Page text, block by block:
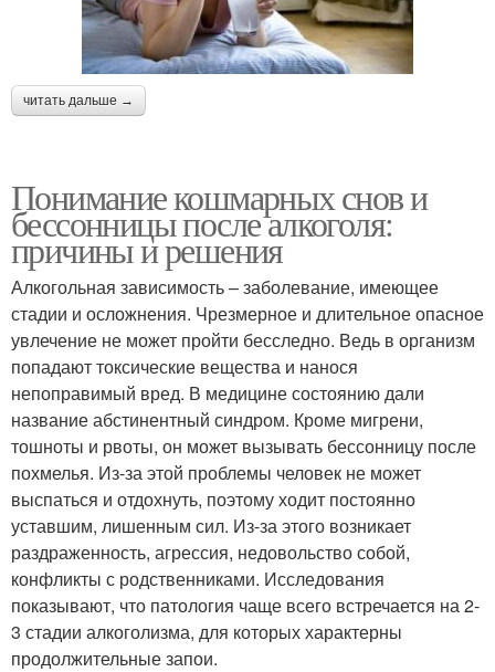
читать дальше →
Понимание кошмарных снов и
бессонницы после алкоголя:
причины и решения
Алкогольная зависимость – заболевание, имеющее
стадии и осложнения. Чрезмерное и длительное опасное
увлечение не может пройти бесследно. Ведь в организм
попадают токсические вещества и нанося
непоправимый вред. В медицине состоянию дали
название абстинентный синдром. Кроме мигрени,
тошноты и рвоты, он может вызывать бессонницу после
похмелья. Из-за этой проблемы человек не может
выспаться и отдохнуть, поэтому ходит постоянно
уставшим, лишенным сил. Из-за этого возникает
раздраженность, агрессия, недовольство собой,
конфликты с родственниками. Исследования
показывают, что патология чаще всего встречается на 2-
3 стадии алкоголизма, для которых характерны
продолжительные запои.